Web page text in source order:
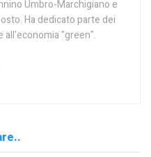
Umbro-Marchigiano e
Ha dedicato parte dei
all'economia "green".